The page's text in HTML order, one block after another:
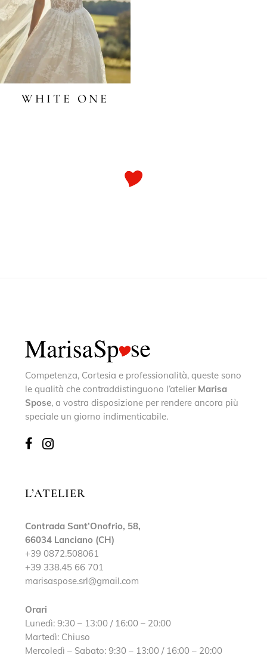
WHITE ONE
Competenza, Cortesia e professionalità, queste sono
le qualità che contraddistinguono l’atelier Marisa
Spose, a vostra disposizione per rendere ancora più
speciale un giorno indimenticabile.
L’ATELIER
Contrada Sant’Onofrio, 58,
66034 Lanciano (CH)
+39 0872.508061
+39 338.45 66 701
marisaspose.srl@gmail.com
Orari
Lunedì: 9:30 – 13:00 / 16:00 – 20:00
Martedì: Chiuso
Mercoledì – Sabato: 9:30 – 13:00 / 16:00 – 20:00